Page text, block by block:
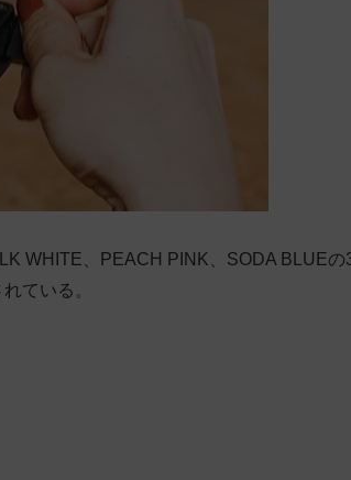
WHITE、PEACH PINK、SODA BLUEの
ている。